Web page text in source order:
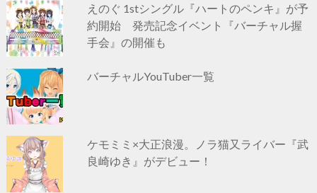
えのぐ 1stシングル『ハートのペンキ』が予
約開始 発売記念イベント『バーチャル握
手会』の開催も
バーチャルYouTuber一覧
ケモミミ×大正浪漫。ノラ猫又ライバー『武
良崎ゆき』がデビュー！